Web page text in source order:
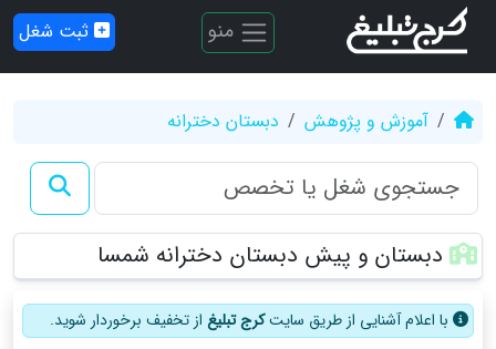
منو ثبت شغل
آموزش و پژوهش دبستان دخترانه
دبستان و پیش دبستان دخترانه شمسا
با اعلام آشنایی از طریق سایتکرج تبلیغ از تخفیف برخوردار شوید.